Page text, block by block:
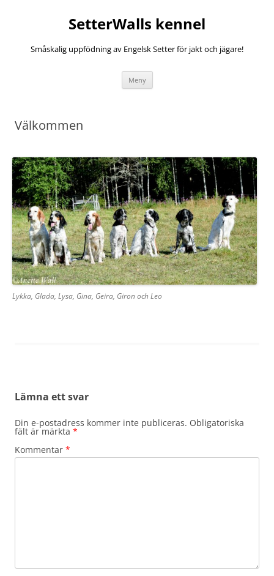
SetterWalls kennel
Småskalig uppfödning av Engelsk Setter för jakt och jägare!
Meny Hoppa
innehåll
Välkommen
Lykka, Glada, Lysa, Gina, Geira, Giron och Leo
Lämna ett svar
Din e-postadress kommer inte publiceras. Obligatoriska
fält är märkta *
Kommentar *